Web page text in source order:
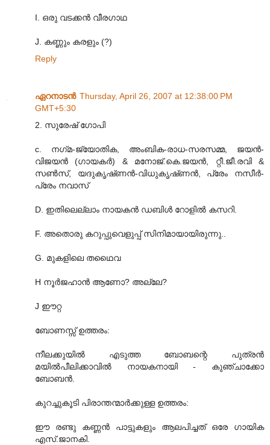
I. ഒരു വടക്കന്‍ വീരഗാഥ
J. കണ്ണും കരളും (?)
Reply
ഏറനാടന്‍ Thursday, April 26, 2007 at 12:38:00 PM
GMT+5:30
2. സുരേഷ്‌ ഗോപി
c. നഗ്‌മ-ജ്യോതിക, അംബിക-രാധ-സരസമ്മ, ജയന്‍-
വിജയന്‍ (ഗായകര്‍) & മനോജ്‌.കെ.ജയന്‍, റ്റീ.ജീ.രവി &
സണ്‍സ്‌, യദുകൃഷ്‌ണന്‍-വിധുകൃഷ്‌ണന്‍, പ്രേം നസീര്‍-
പ്രേം നവാസ്‌
D. ഇതിലെല്ലാം നായകന്‍ ഡബിള്‍ റോളില്‍ കസറി.
F. അതൊരു കറുപ്പുവെളുപ്പ്‌ സിനിമായായിരുന്നു..
G. മുകളിലെ തഥൈവ
H നൂര്‍ജഹാന്‍ ആണോ? അല്ലേ?
J ഈറ്റ
ബോണസ്സ്‌ ഉത്തരം:
നീലക്കുയില്‍ എടുത്ത ബോബന്റെ പുത്രന്‍
മയില്‍പീലിക്കാവില്‍ നായകനായി - കുഞ്ചാക്കോ
ബോബന്‍.
കുറച്ചുകൂടി പിരാന്തന്മാര്‍ക്കുള്ള ഉത്തരം:
ഈ രണ്ടു കണ്ണന്‍ പാട്ടുകളും ആലപിച്ചത്‌ ഒരേ ഗായിക
എസ്‌.ജാനകി.